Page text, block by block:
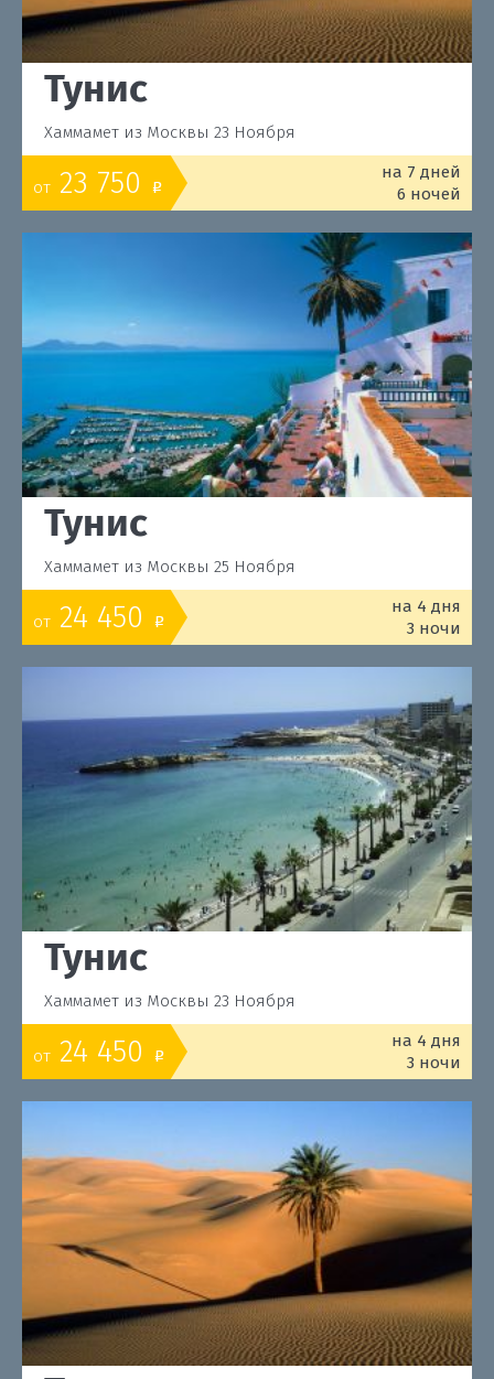
Тунис
Хаммамет из Москвы 23 Ноября
от 23 750 o
на 7 дней
6 ночей
Тунис
Хаммамет из Москвы 25 Ноября
от 24 450 o
на 4 дня
3 ночи
Тунис
Хаммамет из Москвы 23 Ноября
от 24 450 o
на 4 дня
3 ночи